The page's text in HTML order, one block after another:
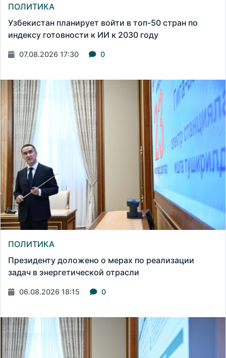
ПОЛИТИКА
Узбекистан планирует войти в топ-50 стран по
индексу готовности к ИИ к 2030 году
07.08.2026 17:30 0
ПОЛИТИКА
Президенту доложено о мерах по реализации
задач в энергетической отрасли
06.08.2026 18:15 0